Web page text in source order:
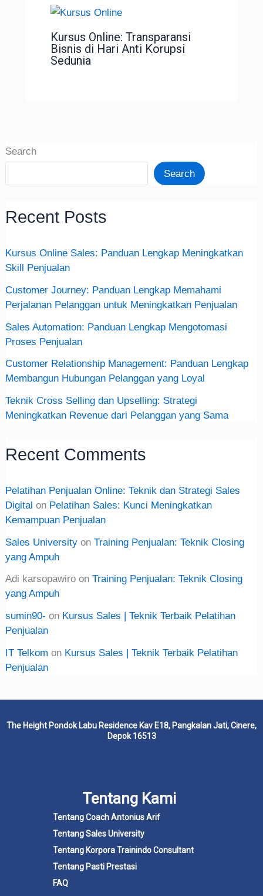
Kursus Online: Transparansi
Bisnis di Hari Anti Korupsi
Sedunia
Search
Search
Recent Posts
Kursus Online Sales: Panduan Lengkap Meningkatkan
Skill Penjualan
Customer Journey: Panduan Lengkap Memahami
Perjalanan Pelanggan untuk Meningkatkan Penjualan
Sales Automation: Panduan Lengkap Mengotomasi
Proses Penjualan
Customer Relationship Management: Panduan Lengkap
Membangun Hubungan Pelanggan yang Loyal
Teknik Cross Selling dan Upselling: Strategi
Meningkatkan Revenue dari Pelanggan yang Sama
Recent Comments
Pelatihan Penjualan Online: Teknik dan Strategi Sales
Digital on Pelatihan Sales: Kunci Meningkatkan
Kemampuan Penjualan
Sales University onTraining Penjualan: Teknik Closing
yang Ampuh
Adi karsopawiro onTraining Penjualan: Teknik Closing
yang Ampuh
sumin90- on Kursus Sales | Teknik Terbaik Pelatihan
Penjualan
IT Telkom on Kursus Sales | Teknik Terbaik Pelatihan
Penjualan
The Height Pondok Labu Residence Kav E18, Pangkalan Jati, Cinere,
Depok 16513
Tentang Kami
Tentang Coach Antonius Arif
Tentang Sales University
Tentang Korpora Trainindo Consultant
Tentang Pasti Prestasi
FAQ